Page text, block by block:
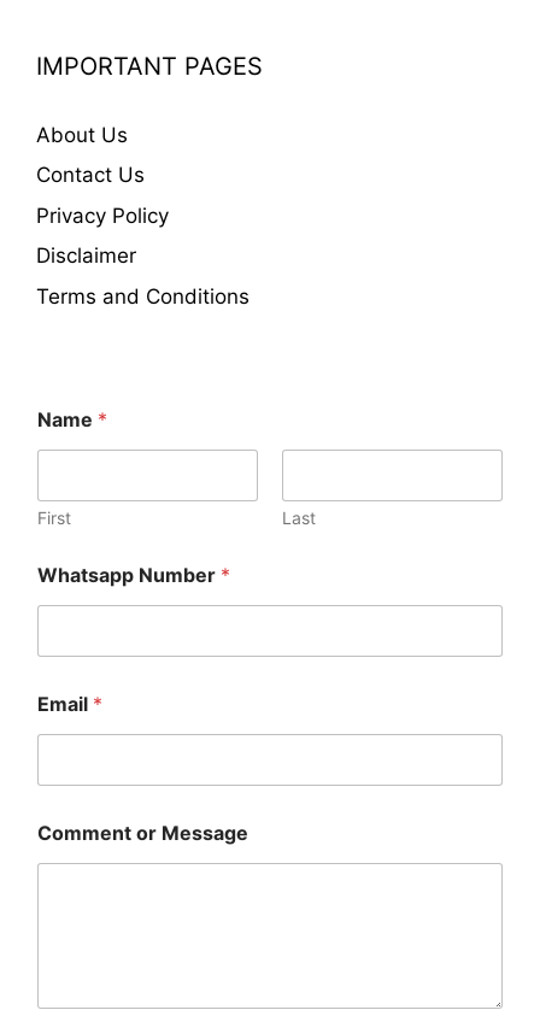
IMPORTANT PAGES
About Us
Contact Us
Privacy Policy
Disclaimer
Terms and Conditions
r
*
h
a
s
a
p
Name *
First Last
Whatsapp Number *
Email *
Comment or Message